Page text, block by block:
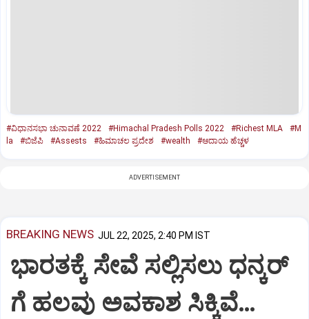
#ವಿಧಾನಸಭಾ ಚುನಾವಣೆ 2022 #Himachal Pradesh Polls 2022 #Richest MLA
#M
la
#ಬಿಜೆಪಿ #Assests #ಹಿಮಾಚಲ ಪ್ರದೇಶ #wealth #ಆದಾಯ ಹೆಚ್ಚಳ
ADVERTISEMENT
BREAKING NEWS JUL 22, 2025, 2:40 PM IST
ಭಾರತಕ್ಕೆ ಸೇವೆ ಸಲ್ಲಿಸಲು ಧನ್ಕರ್‌
ಗೆ ಹಲವು ಅವಕಾಶ ಸಿಕ್ಕಿವೆ…